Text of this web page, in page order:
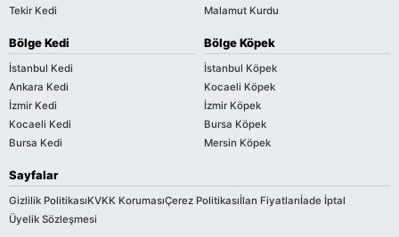
Tekir Kedi
Malamut Kurdu
Bölge Kedi
İstanbul Kedi
Ankara Kedi
İzmir Kedi
Kocaeli Kedi
Bursa Kedi
Bölge Köpek
İstanbul Köpek
Kocaeli Köpek
İzmir Köpek
Bursa Köpek
Mersin Köpek
Sayfalar
Gizlilik PolitikasıKVKK KorumasıÇerez Politikasıİlan Fiyatlarıİade İptal
Üyelik Sözleşmesi